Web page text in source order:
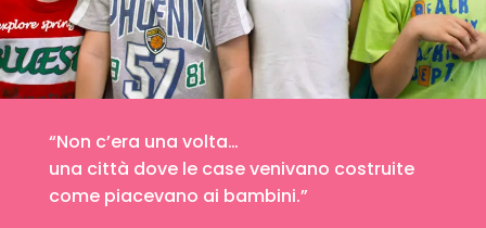
“Non c’era una volta…
una città dove le case venivano costruite
come piacevano ai bambini.”